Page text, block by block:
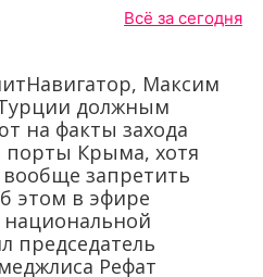
Всё за сегодня
Максим
должным
на факты захода
порты Крыма, хотя
запретить
этом в эфире
председатель
Рефат